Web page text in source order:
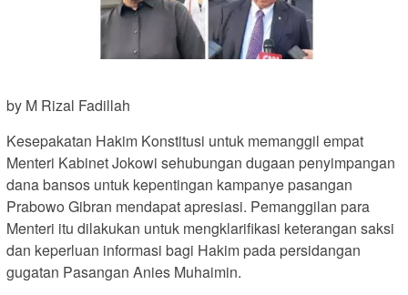
by M Rizal Fadillah
Kesepakatan Hakim Konstitusi untuk memanggil empat
Menteri Kabinet Jokowi sehubungan dugaan penyimpangan
dana bansos untuk kepentingan kampanye pasangan
Prabowo Gibran mendapat apresiasi. Pemanggilan para
Menteri itu dilakukan untuk mengklarifikasi keterangan saksi
dan keperluan informasi bagi Hakim pada persidangan
gugatan Pasangan Anies Muhaimin.